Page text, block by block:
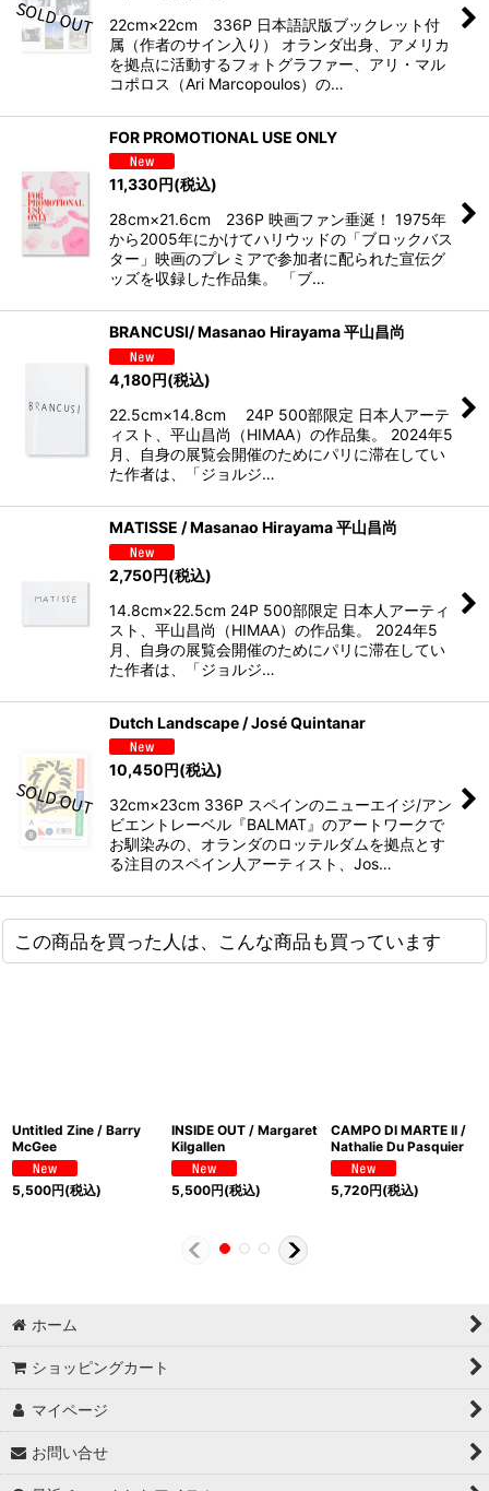
22cm×22cm 336P 日本語訳版ブックレット付
属（作者のサイン入り） オランダ出身、アメリカ
を拠点に活動するフォトグラファー、アリ・マル
コポロス（Ari Marcopoulos）の…
FOR PROMOTIONAL USE ONLY
11,330 円(税込)
28cm×21.6cm 236P 映画ファン垂涎！ 1975年
から2005年にかけてハリウッドの「ブロックバス
ター」映画のプレミアで参加者に配られた宣伝グ
ッズを収録した作品集。 「ブ…
BRANCUSI/ Masanao Hirayama 平山昌尚
4,180円(税込)
22.5cm×14.8cm 24P 500部限定 日本人アーテ
ィスト、平山昌尚（HIMAA）の作品集。 2024年5
月、自身の展覧会開催のためにパリに滞在してい
た作者は、「ジョルジ…
MATISSE / Masanao Hirayama 平山昌尚
2,750円(税込)
14.8cm×22.5cm 24P 500部限定 日本人アーティ
スト、平山昌尚（HIMAA）の作品集。 2024年5
月、自身の展覧会開催のためにパリに滞在してい
た作者は、「ジョルジ…
Dutch Landscape / José Quintanar
10,450 円(税込)
32cm×23cm 336P スペインのニューエイジ/アン
ビエントレーベル『BALMAT』のアートワークで
お馴染みの、オランダのロッテルダムを拠点とす
る注目のスペイン人アーティスト、Jos…
この商品を買った人は、こんな商品も買っています
Untitled Zine / Barry
McGee
5,500円(税込)
INSIDE OUT / Margaret
Kilgallen
5,500円(税込)
CAMPO DI MARTE II /
Nathalie Du Pasquier
5,720円(税込)
ホーム
ショッピングカート
マイページ
お問い合せ